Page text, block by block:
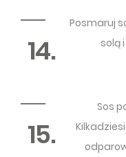
14.
Posmaruj
solą
15.
Sos